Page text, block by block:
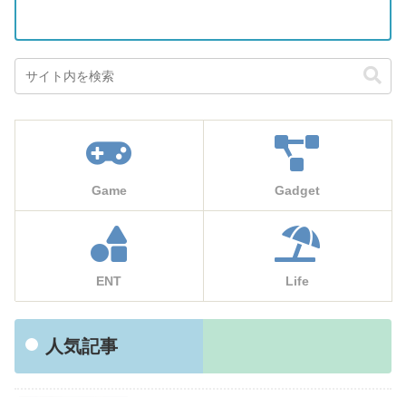
Game Gadget
ENT Life
人気記事